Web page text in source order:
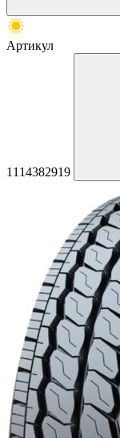
Артикул
1114382919